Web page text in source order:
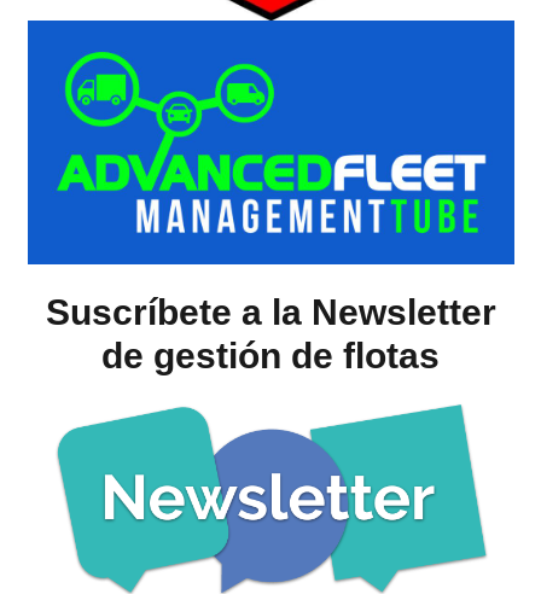
Suscríbete a la Newsletter
de gestión de flotas